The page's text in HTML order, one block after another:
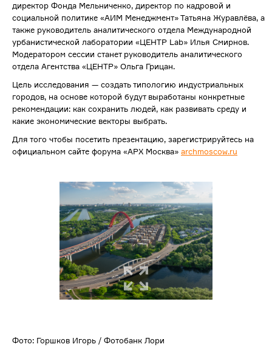
директор Фонда Мельниченко, директор по кадровой и
социальной политике «АИМ Менеджмент» Татьяна Журавлёва, а
также руководитель аналитического отдела Международной
урбанистической лаборатории «ЦЕНТР Lab» Илья Смирнов.
Модератором сессии станет руководитель аналитического
отдела Агентства «ЦЕНТР» Ольга Грицан.
Цель исследования — создать типологию индустриальных
городов, на основе которой будут выработаны конкретные
рекомендации: как сохранить людей, как развивать среду и
какие экономические векторы выбрать.
Для того чтобы посетить презентацию, зарегистрируйтесь на
официальном сайте форума «АРХ Москва» archmoscow.ru
Фото: Горшков Игорь / Фотобанк Лори